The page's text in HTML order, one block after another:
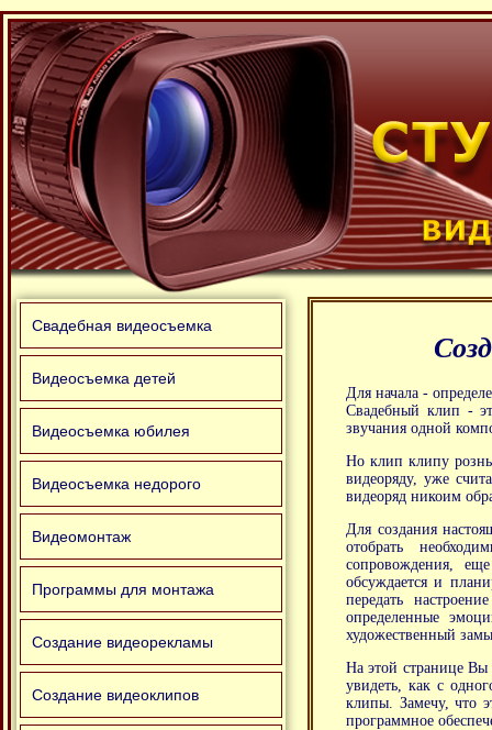
Для начала -
Свадебный клип -
звучания одной
Но клип клипу
видеоряду, уже
видеоряд никоим
Для создания
отобрать
сопровождения,
обсуждается и
передать
определенные
художественный
На этой странице Вы
увидеть, как с
клипы. Замечу, что
программное
Свадебная видеосъемка
Видеосъемка детей
Видеосъемка юбилея
Видеосъемка недорого
Видеомонтаж
Программы для монтажа
Создание видеорекламы
Создание видеоклипов